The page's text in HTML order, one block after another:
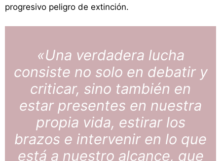
progresivo peligro de extinción.
«Una verdadera lucha
consiste no solo en debatir y
criticar, sino también en
estar presentes en nuestra
propia vida, estirar los
brazos e intervenir en lo que
está a nuestro alcance, que